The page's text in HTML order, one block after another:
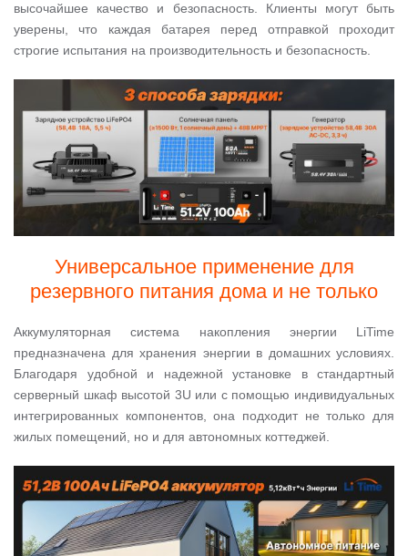
высочайшее качество и безопасность. Клиенты могут быть
уверены, что каждая батарея перед отправкой проходит
строгие испытания на производительность и безопасность.
Универсальное применение для
резервного питания дома и не только
Аккумуляторная система накопления энергии LiTime
предназначена для хранения энергии в домашних условиях.
Благодаря удобной и надежной установке в стандартный
серверный шкаф высотой 3U или с помощью индивидуальных
интегрированных компонентов, она подходит не только для
жилых помещений, но и для автономных коттеджей.